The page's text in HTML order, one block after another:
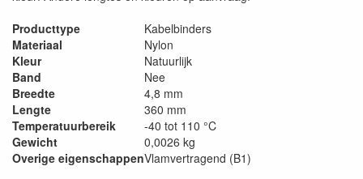
Producttype
Kabelbinders
Materiaal
Nylon
Kleur
Natuurlijk
Band
Nee
Breedte
4,8 mm
Lengte
360 mm
Temperatuurbereik
-40 tot 110 °C
Gewicht
0,0026 kg
Overige eigenschappenVlamvertragend (B1)